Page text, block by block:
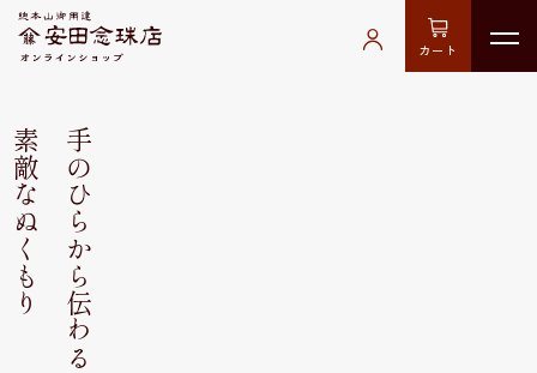
カート
手のひらから伝わる
素敵なぬくもり